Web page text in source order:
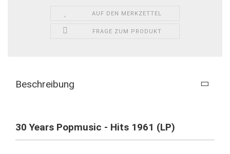
AUF DEN MERKZETTEL
FRAGE ZUM PRODUKT
Beschreibung
30 Years Popmusic - Hits 1961 (LP)